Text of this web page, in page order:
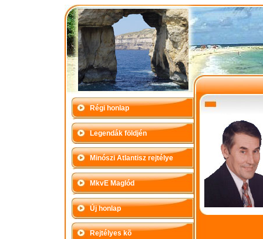
Régi honlap
Legendák földjén
Minószi Atlantisz rejtélye
MkvE Maglód
Új honlap
Rejtélyes kõ